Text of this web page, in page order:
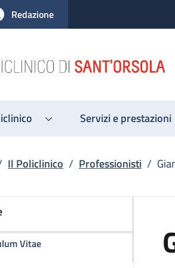
Redazione
Servizi e prestazioni
di pane
Il Policlinico / Professionisti /
Vitaedella pagina Gianni Di Croce